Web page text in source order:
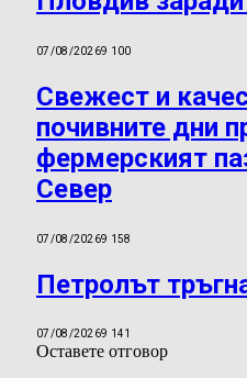
07/08/20269 100
Свежест и
почивните дни
фермерският
Север
07/08/20269 158
Петролът
07/08/20269 141
Оставете отговор